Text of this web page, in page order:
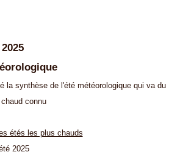
la synthèse de l'été météorologique qui va du
connu
étés les plus chauds
2025